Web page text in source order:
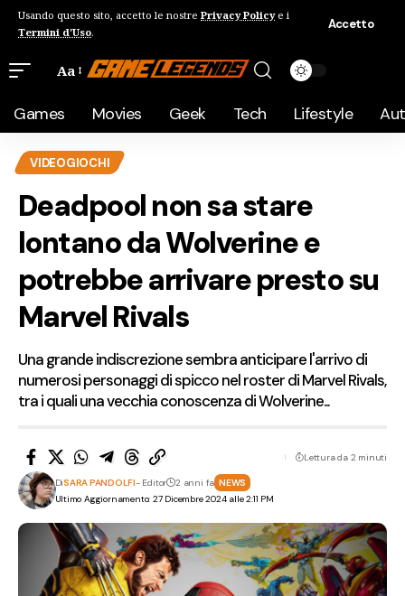
Usando questo sito, accetto le nostre Privacy Policye i
Termini d'Uso.
Accetto
Aa
Games Movies Geek Tech Lifestyle
VIDEOGIOCHI
Deadpool non sa stare
lontano da Wolverine e
potrebbe arrivare presto su
Marvel Rivals
Una grande indiscrezione sembra anticipare l'arrivo di
numerosi personaggi di spicco nel roster di Marvel Rivals,
tra i quali una vecchia conoscenza di Wolverine...
Ultimo Aggiornamento: 27 Dicembre 2024 alle 2:11 PM
DiSARA PANDOLFI- Editor 2 anni fa NEWS
Lettura da 2 minuti